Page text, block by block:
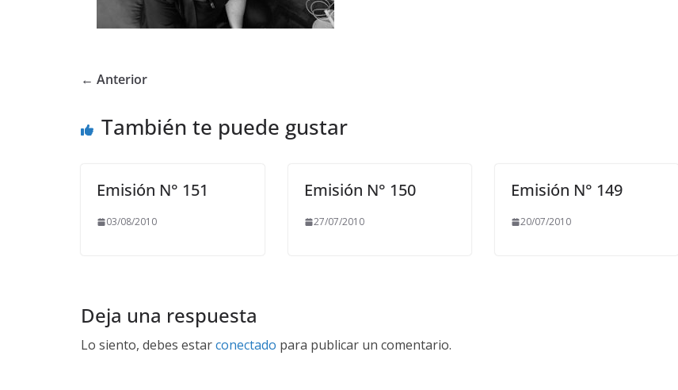
← Anterior
También te puede gustar
Emisión N° 151
03/08/2010
Emisión N° 150
27/07/2010
Emisión N° 149
20/07/2010
Deja una respuesta
Lo siento, debes estarconectado para publicar un comentario.